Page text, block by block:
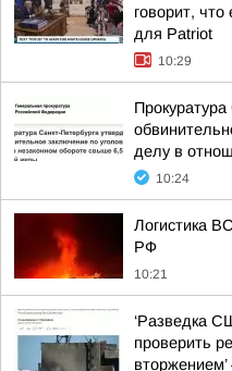
говорит,
для Patriot
10:29
делу в
10:24
Логистика
РФ
10:21
‘Разведка
проверить